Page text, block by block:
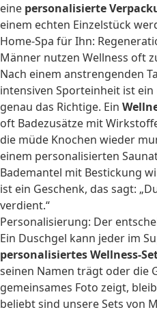
eine personalisierte
einem echten Einzelstück
Home-Spa für Ihn:
Männer nutzen Wellness oft
Nach einem anstrengenden
intensiven Sporteinheit ist
genau das Richtige. Ein
oft Badezusätze mit
die müde Knochen wieder
einem personalisierten
Bademantel mit Bestickung
ist ein Geschenk, das sagt:
verdient.“
Personalisierung: Der
Ein Duschgel kann jeder im
personalisiertes Wellness-
seinen Namen trägt oder die
gemeinsames Foto zeigt,
beliebt sind unsere Sets von